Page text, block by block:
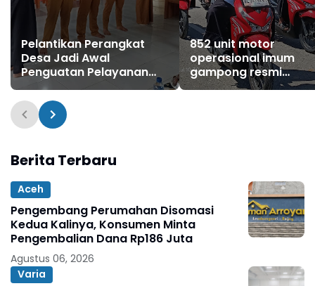
Pelantikan Perangkat
Desa Jadi Awal
Penguatan Pelayanan
untuk Warga
852 unit motor
operasional imum
gampong resmi
diserahkan
Berita Terbaru
Aceh
Pengembang Perumahan Disomasi
Kedua Kalinya, Konsumen Minta
Pengembalian Dana Rp186 Juta
Agustus 06, 2026
Varia